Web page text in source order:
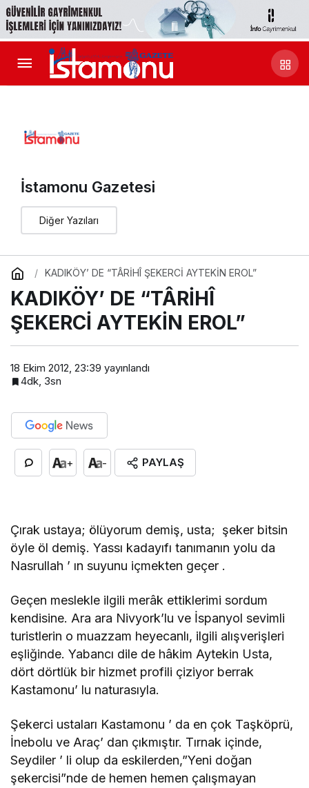
İstamonu Gazetesi
Diğer Yazıları
KADIKÖY’ DE “TÂRİHÎ ŞEKERCİ AYTEKİN EROL”
KADIKÖY’ DE “TÂRİHÎ
ŞEKERCİ AYTEKİN EROL”
18 Ekim 2012, 23:39 yayınlandı
4dk, 3sn
+ - PAYLAŞ
Çırak ustaya; ölüyorum demiş, usta; şeker bitsin
öyle öl demiş. Yassı kadayıfı tanımanın yolu da
Nasrullah ’ ın suyunu içmekten geçer .
Geçen meslekle ilgili merâk ettiklerimi sordum
kendisine. Ara ara Nivyork’lu ve İspanyol sevimli
turistlerin o muazzam heyecanlı, ilgili alışverişleri
eşliğinde. Yabancı dile de hâkim Aytekin Usta,
dört dörtlük bir hizmet profili çiziyor berrak
Kastamonu’ lu naturasıyla.
Şekerci ustaları Kastamonu ’ da en çok Taşköprü,
İnebolu ve Araç’ dan çıkmıştır. Tırnak içinde,
Seydiler ’ li olup da eskilerden,”Yeni doğan
şekercisi”nde de hemen hemen çalışmayan